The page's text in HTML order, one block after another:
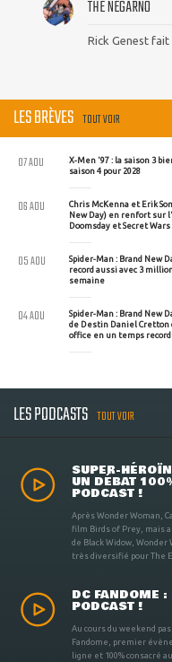
THE NEGARNO
Rick Genest fait
LES BRÈVES TOUT VOIR
X-Men '97 : la saison 3
saison 4 pour 2028
07 AOU
Chris McKenna et Erik
New Day) en renfort sur
Doomsday et Secret Wars
06 AOU
Spider-Man : Brand New
record aussi avec 3
semaine
05 AOU
Spider-Man : Brand New
de Destin Daniel Cretton
office en un temps record
04 AOU
LES PODCASTS TOUT VOIR
SUPER-
UN DÉBAT
PODCAST !
Après Wonder Woman,
film Birds of Prey, mais
de Black Widow, Wonder
très diversifié pour The
DC FANDOME :
PODCAST !
Au cours du weekend
Fandome, premier
ligne et 100% consacré